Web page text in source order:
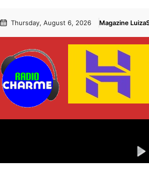
para
conteúdo
to Thursday, August 6, 2026 Magazine Luiza